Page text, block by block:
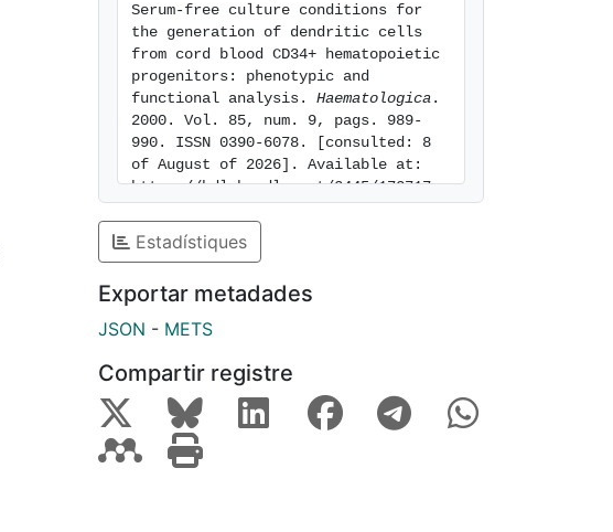
Serum-free culture conditions for
the generation of dendritic cells
from cord blood CD34+ hematopoietic
progenitors: phenotypic and
functional analysis. Haematologica .
2000. Vol. 85, num. 9, pags. 989-
990. ISSN 0390-6078. [consulted: 8
of August of 2026]. Available at:
https://hdl.handle.net/2445/172717
Estadístiques
Exportar metadades
JSON - METS
Compartir registre